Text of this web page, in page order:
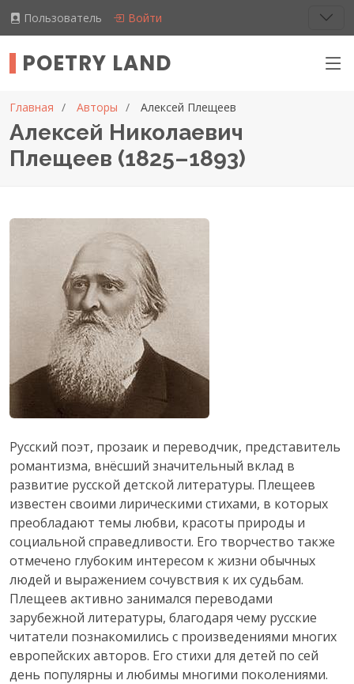
Пользователь Войти
POETRY LAND
Главная Авторы Алексей Плещеев
Алексей Николаевич
Плещеев (1825–1893)
Русский поэт, прозаик и переводчик, представитель
романтизма, внёсший значительный вклад в
развитие русской детской литературы. Плещеев
известен своими лирическими стихами, в которых
преобладают темы любви, красоты природы и
социальной справедливости. Его творчество также
отмечено глубоким интересом к жизни обычных
людей и выражением сочувствия к их судьбам.
Плещеев активно занимался переводами
зарубежной литературы, благодаря чему русские
читатели познакомились с произведениями многих
европейских авторов. Его стихи для детей по сей
день популярны и любимы многими поколениями.